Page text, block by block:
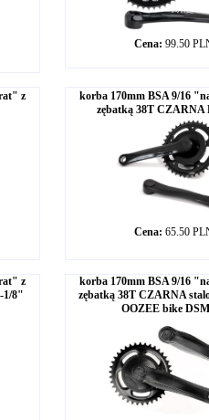
Cena: 99.50
z
korba 170mm BSA 9/16
zębatką 38T CZARNA
Cena: 65.50
z
1/8"
korba 170mm BSA 9/16
zębatką 38T CZARNA
OOZEE bike